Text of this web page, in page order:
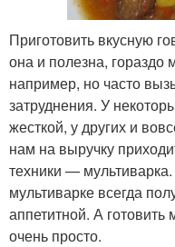
Приготовить вкусную
она и полезна,
например, но часто
затруднения. У
жесткой, у других и
нам на выручку
техники —
мультиварке всегда
аппетитной. А
очень просто.